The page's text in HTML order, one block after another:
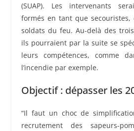
(SUAP). Les intervenants
formés en tant que
soldats du feu. Au-delà des
ils pourraient par la suite se
leurs compétences, comme
l’incendie par exemple.
Objectif : dépasser les
“Il faut un choc de
recrutement des sapeurs-